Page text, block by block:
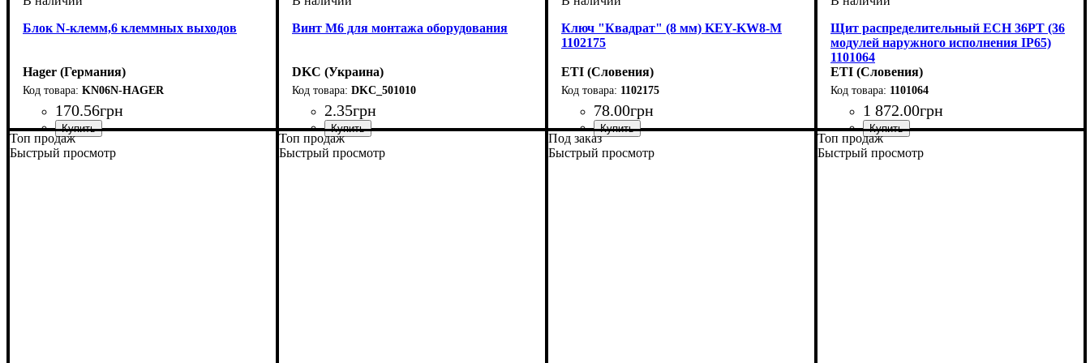
Блок N-клемм,6 клеммных выходов
Hager (Германия)
KN06N-HAGER
170.56грн
Тип изделия
Аксессуары
Монтаж: внутренний, наружный
Внутреннее наполнение
Серия: Volta
Устройство
Винт М6 для монтажа оборудования
DKC (Украина)
DKC_501010
2.35грн
Тип изделия
Аксессуары
Серия: RAM box
Ключ "Квадрат" (8 мм) KEY-KW8-M
1102175
ETI (Словения)
1102175
78.00грн
Тип изделия
Аксессуары
Серия: GT
Щит распределительный ECH 36PT (36
модулей наружного исполнения IP65)
1101064
ETI (Словения)
1101064
1 872.00грн
Тип изделия
Монтаж: наружный
Материал
Внутреннее наполнение
Количество модулей
Количество рядов
Дверца: прозрачная
Высота: 535
Ширина: 320
Глубина: 145
Пылевлагозащита
Серия: ECH
Топ продаж
Быстрый просмотр
Топ продаж
Быстрый просмотр
Под заказ
Быстрый просмотр
Топ продаж
Быстрый просмотр